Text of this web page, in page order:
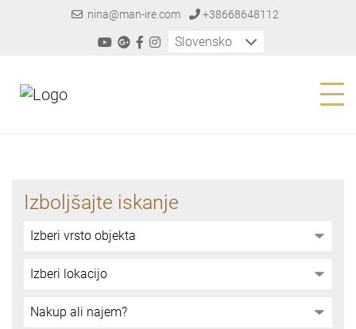
nina@man-ire.com +38668648112
Slovensko
Izboljšajte iskanje